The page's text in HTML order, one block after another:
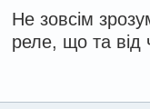
Не зовсім
реле, що та від